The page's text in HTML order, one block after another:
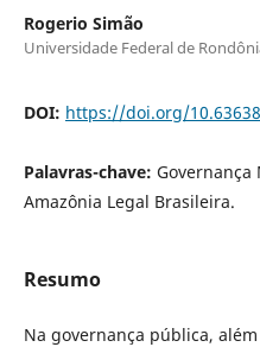
Rogerio Simão
Universidade Federal de
DOI: https://doi.org/
Palavras-chave: Governança
Amazônia Legal Brasileira.
Resumo
Na governança pública,